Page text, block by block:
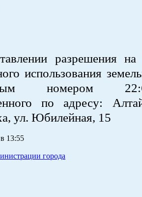
разрешения
использования
номером
по адресу:
ул. Юбилейная, 15
в 13:55
города